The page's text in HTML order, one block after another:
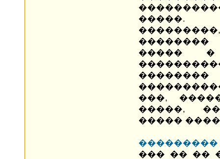
�����
���,
�����,
�����
���������
��� �� ��